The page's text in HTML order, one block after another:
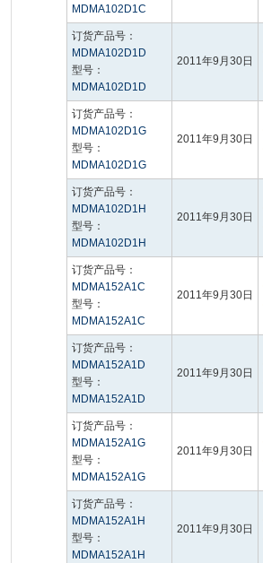
MDMA102D1C
订货产品号：
MDMA102D1D
型号：
MDMA102D1D
2011年9月30日
订货产品号：
MDMA102D1G
型号：
MDMA102D1G
2011年9月30日
订货产品号：
MDMA102D1H
型号：
MDMA102D1H
2011年9月30日
订货产品号：
MDMA152A1C
型号：
MDMA152A1C
2011年9月30日
订货产品号：
MDMA152A1D
型号：
MDMA152A1D
2011年9月30日
订货产品号：
MDMA152A1G
型号：
MDMA152A1G
2011年9月30日
订货产品号：
MDMA152A1H
型号：
MDMA152A1H
2011年9月30日